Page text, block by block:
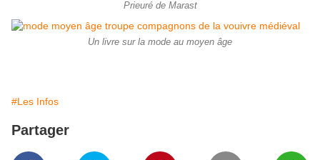
Prieuré de Marast
Un livre sur la mode au moyen âge
#Les Infos
Partager